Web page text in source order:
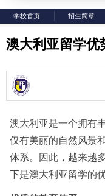
学校首页 招生简章
澳大利亚留学优
澳大利亚是一个拥有
仅有美丽的自然风景
体系。因此，越来越
下是澳大利亚留学的优